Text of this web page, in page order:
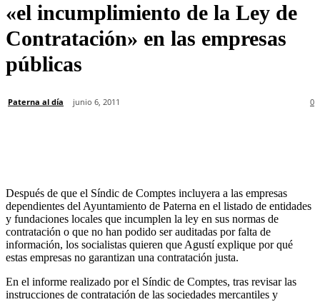
«el incumplimiento de la Ley de
Contratación» en las empresas
públicas
Paterna al día junio 6, 2011 0
Después de que el Síndic de Comptes incluyera a las empresas
dependientes del Ayuntamiento de Paterna en el listado de entidades
y fundaciones locales que incumplen la ley en sus normas de
contratación o que no han podido ser auditadas por falta de
información, los socialistas quieren que Agustí explique por qué
estas empresas no garantizan una contratación justa.
En el informe realizado por el Síndic de Comptes, tras revisar las
instrucciones de contratación de las sociedades mercantiles y